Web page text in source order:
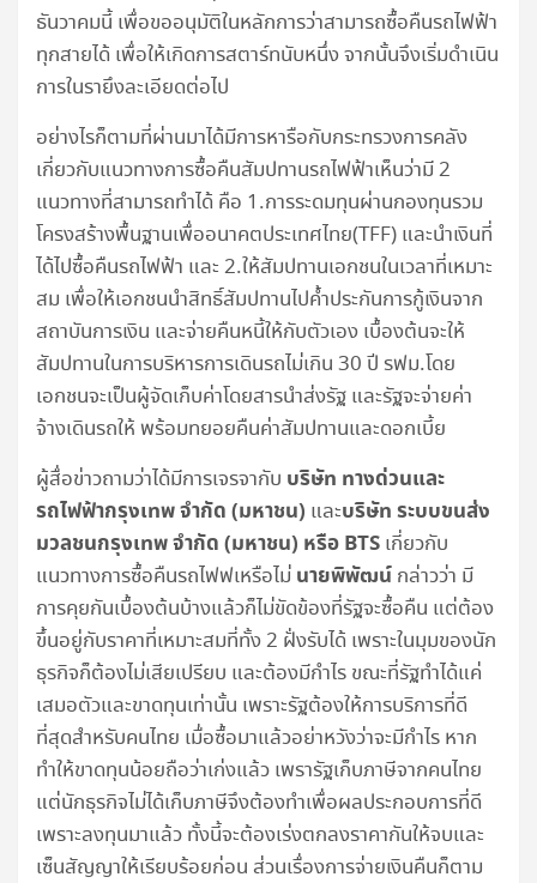
ธันวาคมนี้ เพื่อขออนุมัติในหลักการว่าสามารถซื้อคืนรถไฟฟ้า
ทุกสายได้ เพื่อให้เกิดการสตาร์ทนับหนึ่ง จากนั้นจึงเริ่มดำเนิน
การในรายึงละเอียดต่อไป
อย่างไรก็ตามที่ผ่านมาได้มีการหารือกับกระทรวงการคลัง
เกี่ยวกับแนวทางการซื้อคืนสัมปทานรถไฟฟ้าเห็นว่ามี 2
แนวทางที่สามารถทำได้ คือ 1.การระดมทุนผ่านกองทุนรวม
โครงสร้างพื้นฐานเพื่ออนาคตประเทศไทย(TFF) และนำเงินที่
ได้ไปซื้อคืนรถไฟฟ้า และ 2.ให้สัมปทานเอกชนในเวลาที่เหมาะ
สม เพื่อให้เอกชนนำสิทธิ์สัมปทานไปค้ำประกันการกู้เงินจาก
สถาบันการเงิน และจ่ายคืนหนี้ให้กับตัวเอง เบื้องต้นจะให้
สัมปทานในการบริหารการเดินรถไม่เกิน 30 ปี รฟม.โดย
เอกชนจะเป็นผู้จัดเก็บค่าโดยสารนำส่งรัฐ และรัฐจะจ่ายค่า
จ้างเดินรถให้ พร้อมทยอยคืนค่าสัมปทานและดอกเบี้ย
ผู้สื่อข่าวถามว่าได้มีการเจรจากับ บริษัท ทางด่วนและ
รถไฟฟ้ากรุงเทพ จำกัด (มหาชน) และบริษัท ระบบขนส่ง
มวลชนกรุงเทพ จำกัด (มหาชน) หรือBTS เกี่ยวกับ
แนวทางการซื้อคืนรถไฟฟเหรือไม่ นายพิพัฒน์ กล่าวว่า มี
การคุยกันเบื้องต้นบ้างแล้วก็ไม่ขัดข้องที่รัฐจะซื้อคืน แต่ต้อง
ขึ้นอยู่กับราคาที่เหมาะสมที่ทั้ง 2 ฝั่งรับได้ เพราะในมุมของนัก
ธุรกิจก็ต้องไม่เสียเปรียบ และต้องมีกำไร ขณะที่รัฐทำได้แค่
เสมอตัวและขาดทุนเท่านั้น เพราะรัฐต้องให้การบริการที่ดี
ที่สุดสำหรับคนไทย เมื่อซื้อมาแล้วอย่าหวังว่าจะมีกำไร หาก
ทำให้ขาดทุนน้อยถือว่าเก่งแล้ว เพรารัฐเก็บภาษีจากคนไทย
แต่นักธุรกิจไม่ได้เก็บภาษีจึงต้องทำเพื่อผลประกอบการที่ดี
เพราะลงทุนมาแล้ว ทั้งนี้จะต้องเร่งตกลงราคากันให้จบและ
เซ็นสัญญาให้เรียบร้อยก่อน ส่วนเรื่องการจ่ายเงินคืนก็ตาม